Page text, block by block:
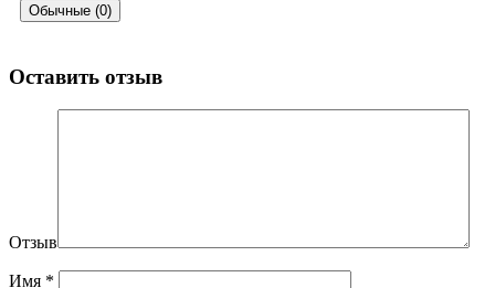
Обычные (0)
Оставить отзыв
Отзыв
Имя *